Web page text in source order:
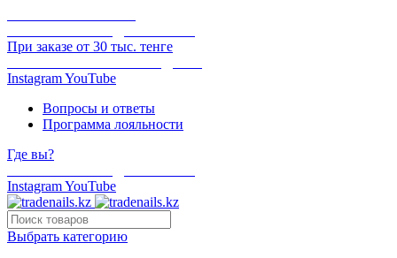
При заказе от 30 тыс. тенге
InstagramYouTube
Вопросы и ответы
Программа лояльности
Где вы?
InstagramYouTube
Выбрать категорию